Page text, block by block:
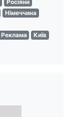
Росіяни
Німеччина
Реклама
Київ